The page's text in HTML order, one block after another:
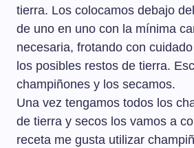
tierra. Los colocamos debajo
de uno en uno con la mínima
necesaria, frotando con
los posibles restos de tierra.
champiñones y los secamos.
Una vez tengamos todos los
de tierra y secos los vamos a
receta me gusta utilizar